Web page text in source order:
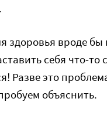
здоровья вроде бы
себя что-то
Разве это
объяснить.